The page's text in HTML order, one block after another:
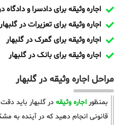
اجاره وثیقه برای دادسرا و دادگاه
اجاره وثیقه برای تعزیرات در گلبهار
اجاره وثیقه برای گمرک در گلبهار
اجاره وثیقه برای بانک در گلبهار
مراحل اجاره وثیقه در گلبهار
بمنظور اجاره وثیقه در گلبهار باید